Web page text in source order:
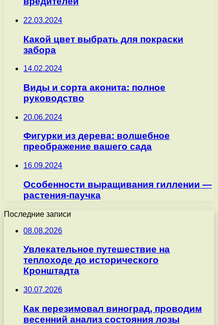
22.03.2024
Какой цвет выбрать для покраски
забора
14.02.2024
Виды и сорта аконита: полное
руководство
20.06.2024
Фигурки из дерева: волшебное
преображение вашего сада
16.09.2024
Особенности выращивания гиллении —
растения-паучка
Последние записи
08.08.2026
Увлекательное путешествие на
теплоходе до исторического
Кронштадта
30.07.2026
Как перезимовал виноград, проводим
весенний анализ состояния лозы